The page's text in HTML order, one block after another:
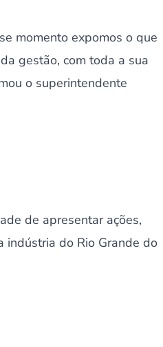
momento expomos o que
gestão, com toda a sua
o superintendente
de apresentar ações,
indústria do Rio Grande do